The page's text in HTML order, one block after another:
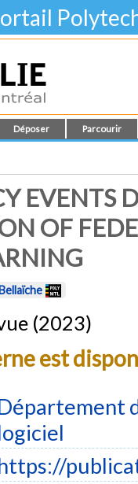
Déposer Parcourir
EVENTS
OF
(2023)
est